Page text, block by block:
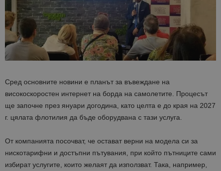
Сред основните новини е планът за въвеждане на
високоскоростен интернет на борда на самолетите. Процесът
ще започне през януари догодина, като целта е до края на 2027
г. цялата флотилия да бъде оборудвана с тази услуга.
От компанията посочват, че остават верни на модела си за
нискотарифни и достъпни пътувания, при който пътниците сами
избират услугите, които желаят да използват. Така, например,